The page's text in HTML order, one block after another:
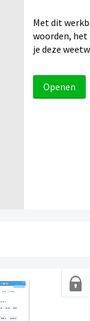
Met dit
woorden, het
je deze
Openen